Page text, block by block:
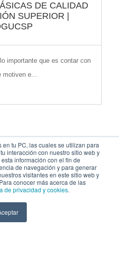
tu PC, las cuales se utilizan para
interacción con nuestro sitio web y
información con el fin de
de navegación y para generar
visitantes en este sitio web y
conocer más acerca de las
de privacidad y cookies.
DE CALIDAD
SUPERIOR |
importante que es contar con
e...
EN: